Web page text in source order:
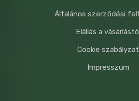
Általános szerződési
Elállás a
Cookie szabályzat
Impresszum